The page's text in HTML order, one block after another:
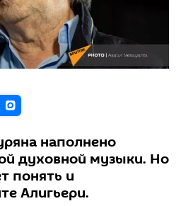
наполнено
духовной музыки. Но
понять и
Алигьери.